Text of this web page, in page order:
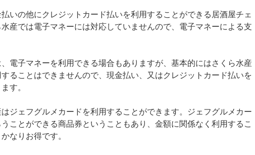
いの他にクレジットカード払いを利用することができる居酒屋チェ
産では電子マネーには対応していませんので、電子マネーによる支
電子マネーを利用できる場合もありますが、基本的にはさくら水産
ることはできませんので、現金払い、又はクレジットカード払いを
す。
ジェフグルメカードを利用することができます。ジェフグルメカー
うことができる商品券ということもあり、金額に関係なく利用するこ
なりお得です。